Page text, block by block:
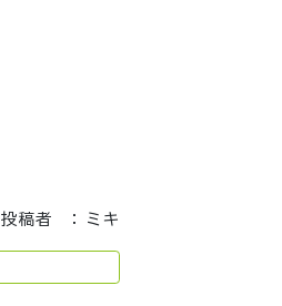
投稿者 ： ミキ